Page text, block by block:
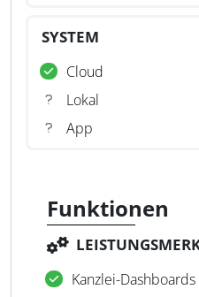
SYSTEM
Cloud
Lokal
App
Funktionen
Kanzlei-Dashboards